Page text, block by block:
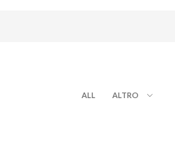
ALL ALTRO